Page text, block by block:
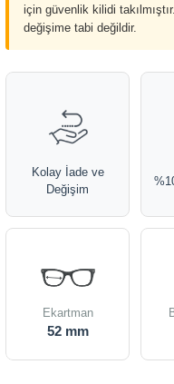
için güvenlik kilidi
değişime tabi değildir.
Kolay İade ve
Değişim
Ekartman
52 mm